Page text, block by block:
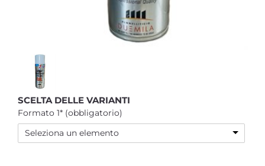
SCELTA DELLE VARIANTI
Formato 1* (obbligatorio)
Seleziona un elemento